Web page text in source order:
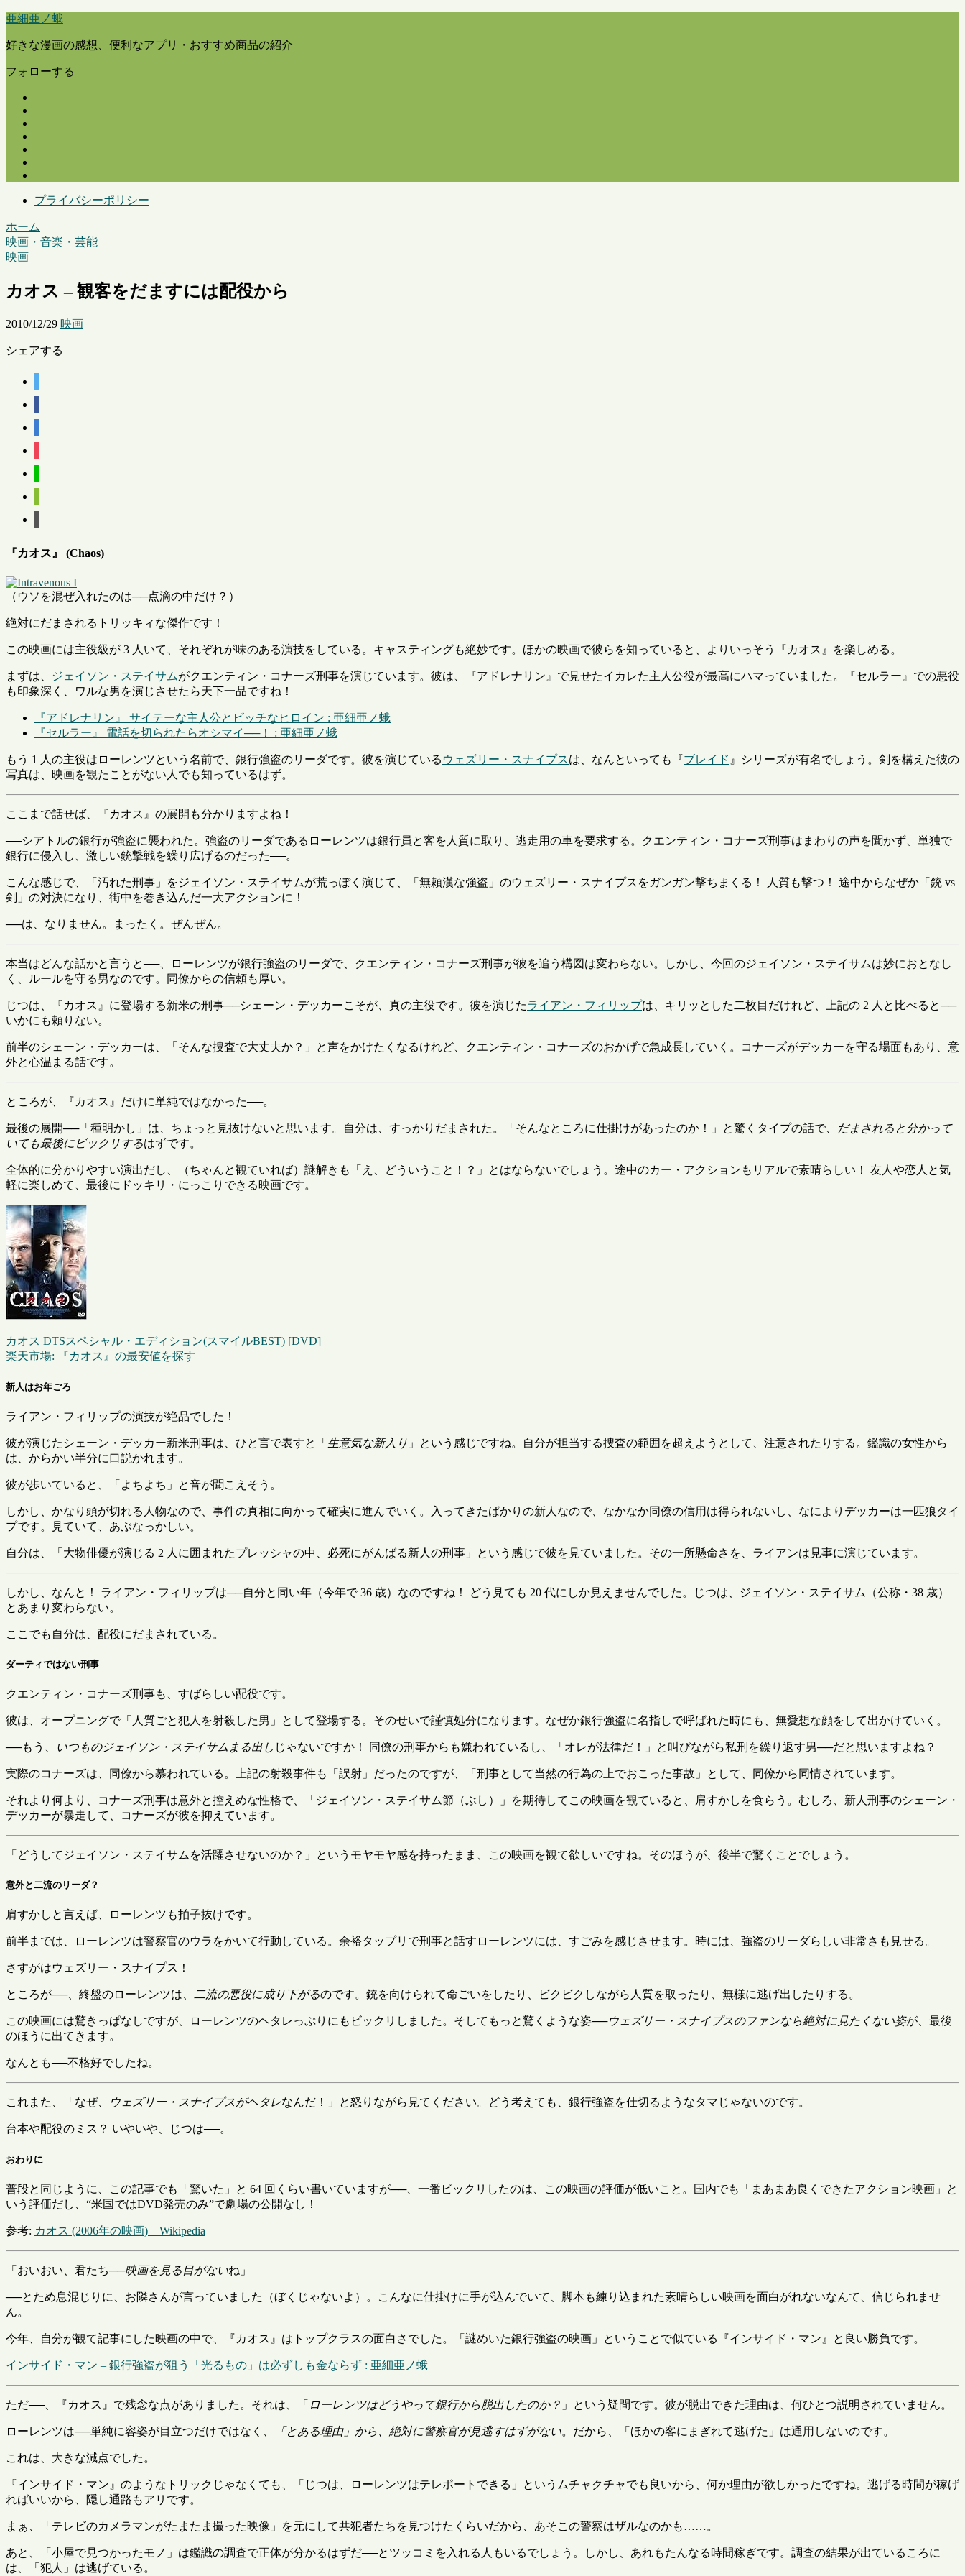
亜細亜ノ蛾
好きな漫画の感想、便利なアプリ・おすすめ商品の紹介
フォローする
プライバシーポリシー
ホーム
映画・音楽・芸能
映画
カオス – 観客をだますには配役から
2010/12/29 映画
シェアする
『カオス』 (Chaos)
（ウソを混ぜ入れたのは──点滴の中だけ？）
絶対にだまされるトリッキィな傑作です！
この映画には主役級が 3 人いて、それぞれが味のある演技をしている。キャスティングも絶妙です。ほかの映画で彼らを知っていると、よりいっそう『カオス』を楽しめる。
まずは、 ジェイソン・ステイサムがクエンティン・コナーズ刑事を演じています。彼は、『アドレナリン』で見せたイカレた主人公役が最高にハマっていました。『セルラー』での悪役
も印象深く、ワルな男を演じさせたら天下一品ですね！
『アドレナリン』 サイテーな主人公とビッチなヒロイン : 亜細亜ノ蛾
『セルラー』 電話を切られたらオシマイ──！ : 亜細亜ノ蛾
もう 1 人の主役はローレンツという名前で、銀行強盗のリーダです。彼を演じている ウェズリー・スナイプスは、なんといっても『ブレイド 』シリーズが有名でしょう。剣を構えた彼の
写真は、映画を観たことがない人でも知っているはず。
ここまで話せば、『カオス』の展開も分かりますよね！
──シアトルの銀行が強盗に襲われた。強盗のリーダであるローレンツは銀行員と客を人質に取り、逃走用の車を要求する。クエンティン・コナーズ刑事はまわりの声を聞かず、単独で
銀行に侵入し、激しい銃撃戦を繰り広げるのだった──。
こんな感じで、「汚れた刑事」をジェイソン・ステイサムが荒っぽく演じて、「無頼漢な強盗」のウェズリー・スナイプスをガンガン撃ちまくる！ 人質も撃つ！ 途中からなぜか「銃 vs
剣」の対決になり、街中を巻き込んだ一大アクションに！
──は、なりません。まったく。ぜんぜん。
本当はどんな話かと言うと──、ローレンツが銀行強盗のリーダで、クエンティン・コナーズ刑事が彼を追う構図は変わらない。しかし、今回のジェイソン・ステイサムは妙におとなし
く、ルールを守る男なのです。同僚からの信頼も厚い。
じつは、『カオス』に登場する新米の刑事──シェーン・デッカーこそが、真の主役です。彼を演じたライアン・フィリップは、キリッとした二枚目だけれど、上記の 2 人と比べると──
いかにも頼りない。
前半のシェーン・デッカーは、「そんな捜査で大丈夫か？」と声をかけたくなるけれど、クエンティン・コナーズのおかげで急成長していく。コナーズがデッカーを守る場面もあり、意
外と心温まる話です。
ところが、『カオス』だけに単純ではなかった──。
最後の展開──「種明かし」は、ちょっと見抜けないと思います。自分は、すっかりだまされた。「そんなところに仕掛けがあったのか！」と驚くタイプの話で、
だまされると分かって
いても最後にビックリするはずです。
全体的に分かりやすい演出だし、（ちゃんと観ていれば）謎解きも「え、どういうこと！？」とはならないでしょう。途中のカー・アクションもリアルで素晴らしい！ 友人や恋人と気
軽に楽しめて、最後にドッキリ・にっこりできる映画です。
カオス DTSスペシャル・エディション(スマイルBEST) [DVD]
楽天市場: 『カオス』の最安値を探す
新人はお年ごろ
ライアン・フィリップの演技が絶品でした！
彼が演じたシェーン・デッカー新米刑事は、ひと言で表すと「 生意気な新入り 」という感じですね。自分が担当する捜査の範囲を超えようとして、注意されたりする。鑑識の女性から
は、からかい半分に口説かれます。
彼が歩いていると、「よちよち」と音が聞こえそう。
しかし、かなり頭が切れる人物なので、事件の真相に向かって確実に進んでいく。入ってきたばかりの新人なので、なかなか同僚の信用は得られないし、なによりデッカーは一匹狼タイ
プです。見ていて、あぶなっかしい。
自分は、「大物俳優が演じる 2 人に囲まれたプレッシャの中、必死にがんばる新人の刑事」という感じで彼を見ていました。その一所懸命さを、ライアンは見事に演じています。
しかし、なんと！ ライアン・フィリップは──自分と同い年（今年で 36 歳）なのですね！ どう見ても 20 代にしか見えませんでした。じつは、ジェイソン・ステイサム（公称・38 歳）
とあまり変わらない。
ここでも自分は、配役にだまされている。
ダーティではない刑事
クエンティン・コナーズ刑事も、すばらしい配役です。
彼は、オープニングで「人質ごと犯人を射殺した男」として登場する。そのせいで謹慎処分になります。なぜか銀行強盗に名指しで呼ばれた時にも、無愛想な顔をして出かけていく。
──もう、 いつものジェイソン・ステイサムまる出し じゃないですか！ 同僚の刑事からも嫌われているし、「オレが法律だ！」と叫びながら私刑を繰り返す男──だと思いますよね？
実際のコナーズは、同僚から慕われている。上記の射殺事件も「誤射」だったのですが、「刑事として当然の行為の上でおこった事故」として、同僚から同情されています。
それより何より、コナーズ刑事は意外と控えめな性格で、「ジェイソン・ステイサム節（ぶし）」を期待してこの映画を観ていると、肩すかしを食らう。むしろ、新人刑事のシェーン・
デッカーが暴走して、コナーズが彼を抑えています。
「どうしてジェイソン・ステイサムを活躍させないのか？」というモヤモヤ感を持ったまま、この映画を観て欲しいですね。そのほうが、後半で驚くことでしょう。
意外と二流のリーダ？
肩すかしと言えば、ローレンツも拍子抜けです。
前半までは、ローレンツは警察官のウラをかいて行動している。余裕タップリで刑事と話すローレンツには、すごみを感じさせます。時には、強盗のリーダらしい非常さも見せる。
さすがはウェズリー・スナイプス！
ところが──、終盤のローレンツは、 二流の悪役に成り下がるのです。銃を向けられて命ごいをしたり、ビクビクしながら人質を取ったり、無様に逃げ出したりする。
この映画には驚きっぱなしですが、ローレンツのヘタレっぷりにもビックリしました。そしてもっと驚くような姿──ウェズリー・スナイプスのファンなら絶対に見たくない姿が、最後
のほうに出てきます。
なんとも──不格好でしたね。
これまた、「なぜ、 ウェズリー・スナイプスがヘタレなんだ！」と怒りながら見てください。どう考えても、銀行強盗を仕切るようなタマじゃないのです。
台本や配役のミス？ いやいや、じつは──。
おわりに
普段と同じように、この記事でも「驚いた」と 64 回くらい書いていますが──、一番ビックリしたのは、この映画の評価が低いこと。国内でも「まあまあ良くできたアクション映画」と
いう評価だし、
米国ではDVD発売のみ で劇場の公開なし！
参考: カオス (2006年の映画) – Wikipedia
「おいおい、君たち──映画を見る目がないね」
──とため息混じりに、お隣さんが言っていました（ぼくじゃないよ）。こんなに仕掛けに手が込んでいて、脚本も練り込まれた素晴らしい映画を面白がれないなんて、信じられませ
ん。
今年、自分が観て記事にした映画の中で、『カオス』はトップクラスの面白さでした。「謎めいた銀行強盗の映画」ということで似ている『インサイド・マン』と良い勝負です。
インサイド・マン – 銀行強盗が狙う「光るもの」は必ずしも金ならず : 亜細亜ノ蛾
ただ──、『カオス』で残念な点がありました。それは、「 ローレンツはどうやって銀行から脱出したのか？ 」という疑問です。彼が脱出できた理由は、何ひとつ説明されていません。
ローレンツは──単純に容姿が目立つだけではなく、 「とある理由」から、絶対に警察官が見逃すはずがない。だから、「ほかの客にまぎれて逃げた」は通用しないのです。
これは、大きな減点でした。
『インサイド・マン』のようなトリックじゃなくても、「じつは、ローレンツはテレポートできる」というムチャクチャでも良いから、何か理由が欲しかったですね。逃げる時間が稼げ
ればいいから、隠し通路もアリです。
まぁ、「テレビのカメラマンがたまたま撮った映像」を元にして共犯者たちを見つけたくらいだから、あそこの警察はザルなのかも……。
あと、「小屋で見つかったモノ」は鑑識の調査で正体が分かるはずだ──とツッコミを入れる人もいるでしょう。しかし、あれもたんなる時間稼ぎです。調査の結果が出ているころに
は、「犯人」は逃げている。